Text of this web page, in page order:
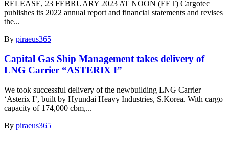
RELEASE, 23 FEBRUARY 2023 AT NOON (EET) Cargotec
publishes its 2022 annual report and financial statements and revises
the...
By piraeus365
Capital Gas Ship Management takes delivery of
LNG Carrier “ASTERIX I”
We took successful delivery of the newbuilding LNG Carrier
‘Asterix I’, built by Hyundai Heavy Industries, S.Korea. With cargo
capacity of 174,000 cbm,...
By piraeus365